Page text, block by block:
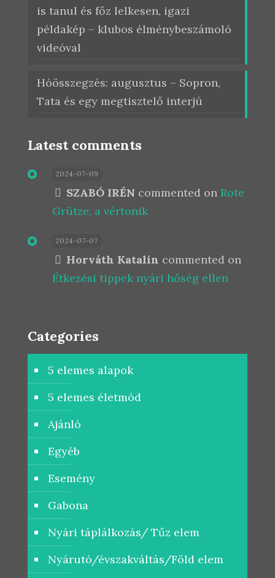
is tanul és főz lelkesen, igazi
példakép – klubos élménybeszámoló
videóval
Hóösszegzés: augusztus – Sopron,
Tata és egy megtisztelő interjú
Latest comments
2024-07-09
SZABÓ IRÉN commented on Rote
Grütze, a vértonik
2024-07-07
Horváth Katalin commented on
Étkezési tippek nyári hőség ellen
Categories
5 elemes alapok
5 elemes életmód
Ajánló
Egyéb
Esemény
Gabona
Nyári táplálkozás/ Tűz elem
Nyárutó/évszakváltás/Föld elem